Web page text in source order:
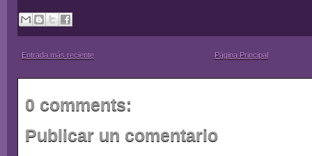
Entrada más reciente Página Principal
0 comments:
Publicar un comentario